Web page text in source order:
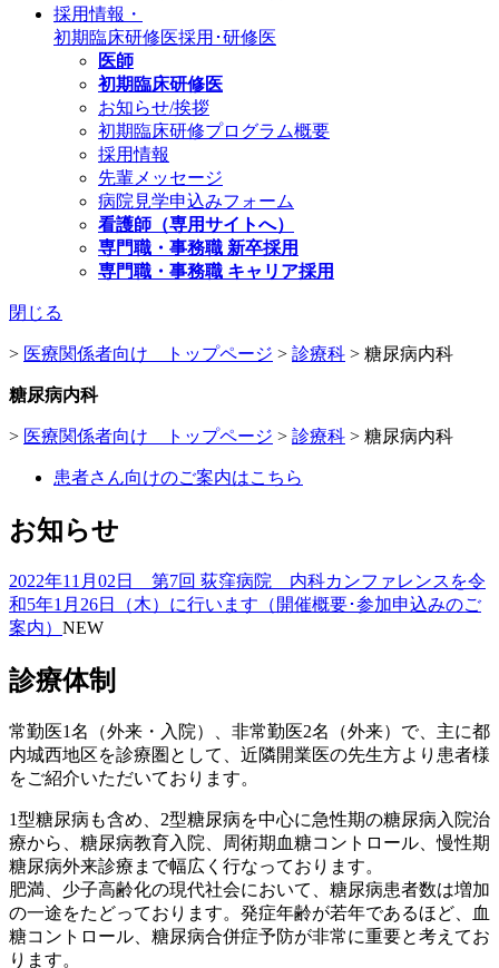
採用情報・
初期臨床研修医採用･研修医
医師
初期臨床研修医
お知らせ/挨拶
初期臨床研修プログラム概要
採用情報
先輩メッセージ
病院見学申込みフォーム
看護師（専用サイトへ）
専門職・事務職 新卒採用
専門職・事務職 キャリア採用
閉じる
> 医療関係者向け トップページ > 診療科 > 糖尿病内科
糖尿病内科
> 医療関係者向け トップページ > 診療科 > 糖尿病内科
患者さん向けのご案内はこちら
お知らせ
2022年11月02日 第7回 荻窪病院 内科カンファレンスを令
和5年1月26日（木）に行います（開催概要･参加申込みのご
案内） NEW
診療体制
常勤医1名（外来・入院）、非常勤医2名（外来）で、主に都
内城西地区を診療圏として、近隣開業医の先生方より患者様
をご紹介いただいております。
1型糖尿病も含め、2型糖尿病を中心に急性期の糖尿病入院治
療から、糖尿病教育入院、周術期血糖コントロール、慢性期
糖尿病外来診療まで幅広く行なっております。
肥満、少子高齢化の現代社会において、糖尿病患者数は増加
の一途をたどっております。発症年齢が若年であるほど、血
糖コントロール、糖尿病合併症予防が非常に重要と考えてお
ります。